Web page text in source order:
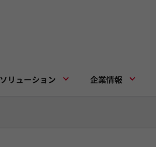
ソリューション 企業情報